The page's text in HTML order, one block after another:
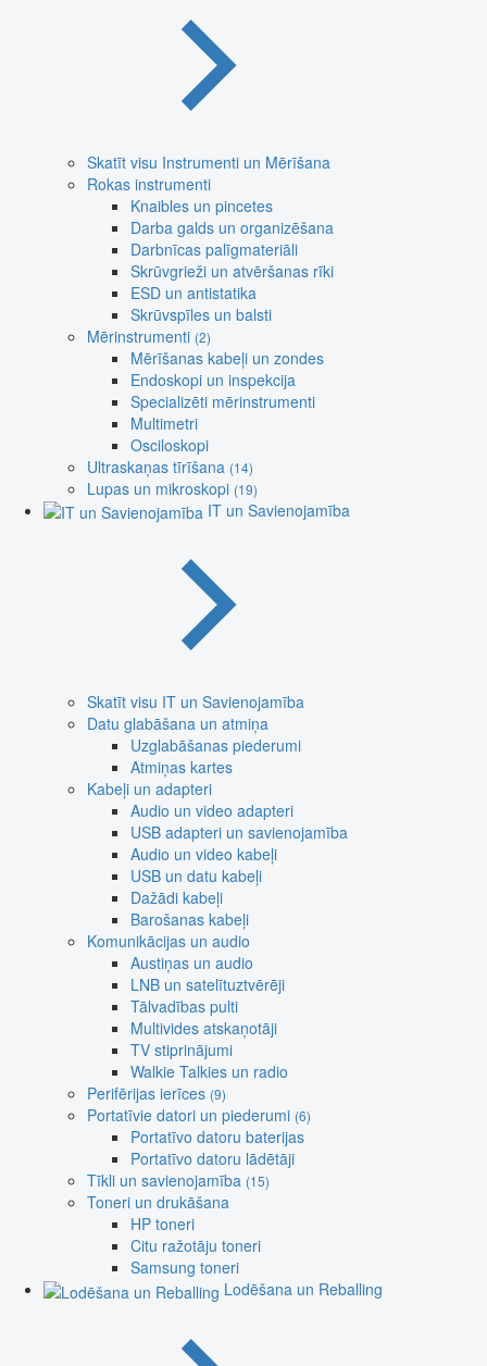
Skatīt visu Instrumenti un Mērīšana
Rokas instrumenti
Knaibles un pincetes
Darba galds un organizēšana
Darbnīcas palīgmateriāli
Skrūvgrieži un atvēršanas rīki
ESD un antistatika
Skrūvspīles un balsti
Mērinstrumenti (2)
Mērīšanas kabeļi un zondes
Endoskopi un inspekcija
Specializēti mērinstrumenti
Multimetri
Osciloskopi
Ultraskaņas tīrīšana (14)
Lupas un mikroskopi (19)
IT un Savienojamība
Skatīt visu IT un Savienojamība
Datu glabāšana un atmiņa
Uzglabāšanas piederumi
Atmiņas kartes
Kabeļi un adapteri
Audio un video adapteri
USB adapteri un savienojamība
Audio un video kabeļi
USB un datu kabeļi
Dažādi kabeļi
Barošanas kabeļi
Komunikācijas un audio
Austiņas un audio
LNB un satelītuztvērēji
Tālvadības pulti
Multivides atskaņotāji
TV stiprinājumi
Walkie Talkies un radio
Perifērijas ierīces (9)
Portatīvie datori un piederumi (6)
Portatīvo datoru baterijas
Portatīvo datoru lādētāji
Tīkli un savienojamība (15)
Toneri un drukāšana
HP toneri
Citu ražotāju toneri
Samsung toneri
Lodēšana un Reballing